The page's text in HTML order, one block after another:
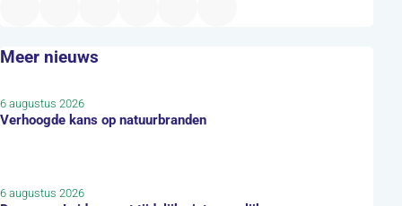
Meer nieuws
Verhoogde kans op natuurbranden
6 augustus 2026
6 augustus 2026